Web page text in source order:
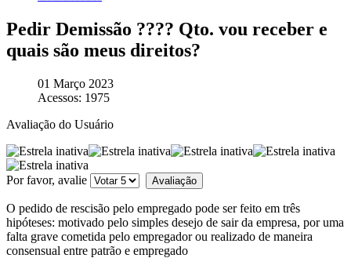
Pedir Demissão ???? Qto. vou receber e
quais são meus direitos?
01 Março 2023
Acessos: 1975
Avaliação do Usuário
Por favor, avalie
O pedido de rescisão pelo empregado pode ser feito em três
hipóteses: motivado pelo simples desejo de sair da empresa, por uma
falta grave cometida pelo empregador ou realizado de maneira
consensual entre patrão e empregado